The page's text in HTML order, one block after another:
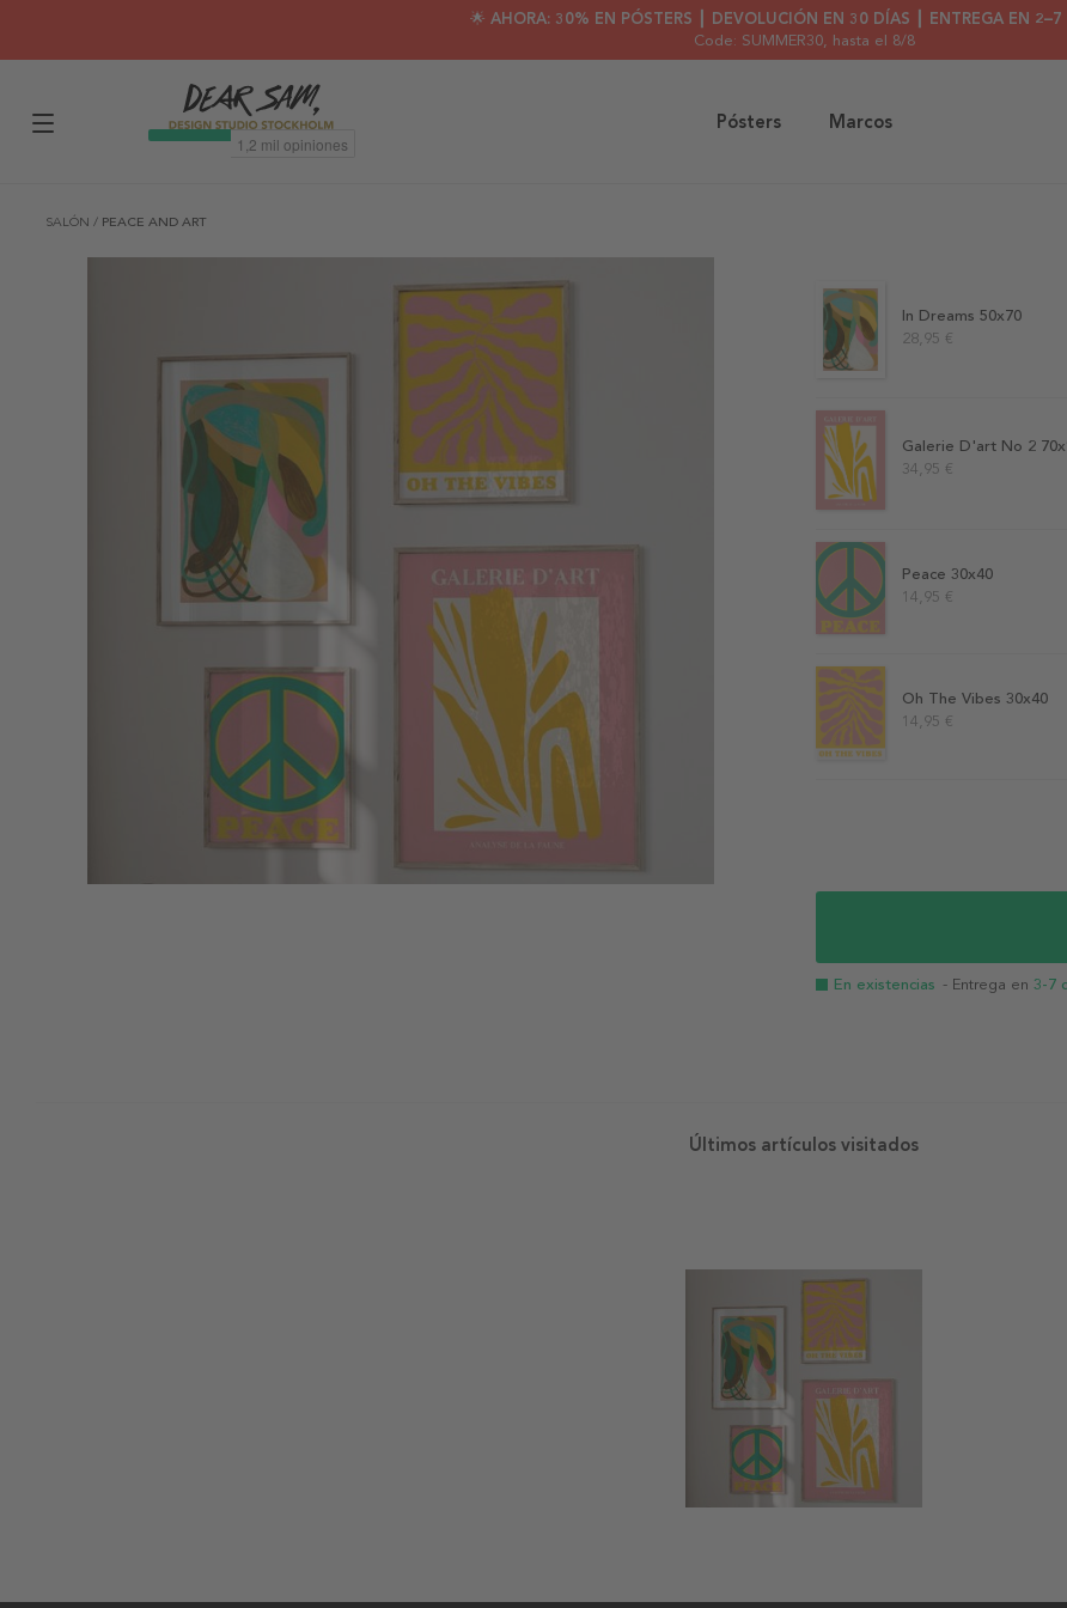
🌟 AHORA: 30% EN PÓSTERS ┃ DEVOLUCIÓN EN 30 DÍAS ┃ ENTREGA EN 2–7
Code: SUMMER30, hasta el 8/8
Pósters Marcos
SALÓN / PEACE AND ART
In Dreams 50x70
28,95 €
Galerie D'art No 2
34,95 €
Peace 30x40
14,95 €
Oh The Vibes 30x40
14,95 €
En existencias - Entrega en 3-7
Últimos artículos visitados